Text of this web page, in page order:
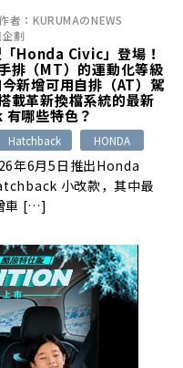
者： KURUMAのNEWS
劃
Honda Civic」登場！
排（MT）的運動化等級
今新增可用自排（AT）駕
載革新換檔系統的最新
哪些特色？
Hatchback HONDA
年6月5日推出Honda
小改款，其中最
車 […]